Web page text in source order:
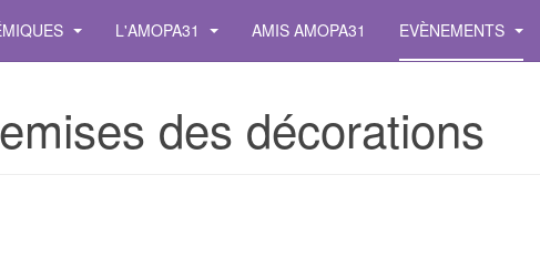
L'AMOPA31 AMIS AMOPA31 EVÈNEMENTS
des décorations